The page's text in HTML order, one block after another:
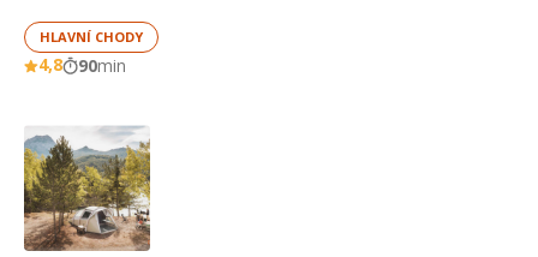
HLAVNÍ CHODY
4,8 90min